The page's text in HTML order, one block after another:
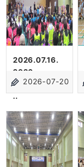
2026.07.16.
2026
주민자치 정책
..
2026-07-20